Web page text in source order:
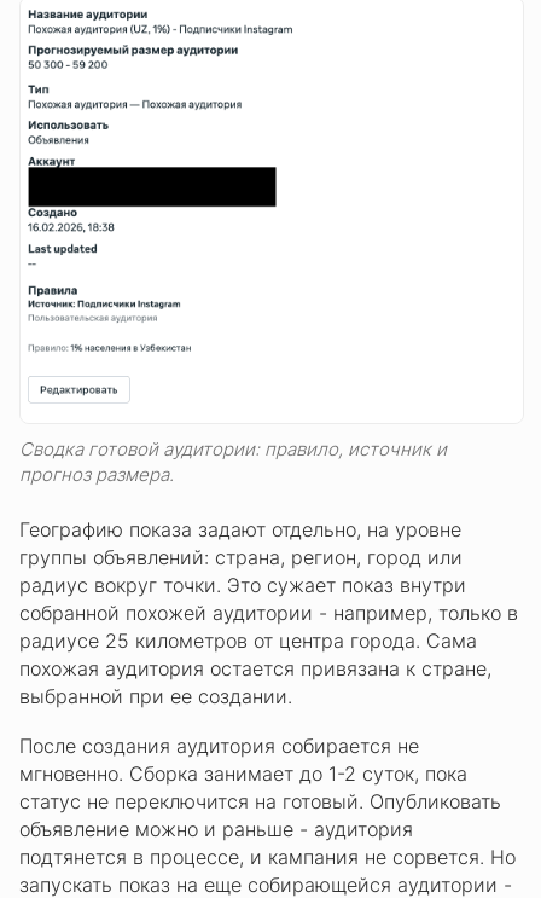
Сводка готовой аудитории: правило, источник и
прогноз размера.
Географию показа задают отдельно, на уровне
группы объявлений: страна, регион, город или
радиус вокруг точки. Это сужает показ внутри
собранной похожей аудитории - например, только в
радиусе 25 километров от центра города. Сама
похожая аудитория остается привязана к стране,
выбранной при ее создании.
После создания аудитория собирается не
мгновенно. Сборка занимает до 1-2 суток, пока
статус не переключится на готовый. Опубликовать
объявление можно и раньше - аудитория
подтянется в процессе, и кампания не сорвется. Но
запускать показ на еще собирающейся аудитории -